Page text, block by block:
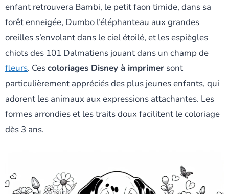
enfant retrouvera Bambi, le petit faon timide, dans sa
forêt enneigée, Dumbo l’éléphanteau aux grandes
oreilles s’envolant dans le ciel étoilé, et les espiègles
chiots des 101 Dalmatiens jouant dans un champ de
fleurs. Cescoloriages Disney à imprimer sont
particulièrement appréciés des plus jeunes enfants, qui
adorent les animaux aux expressions attachantes. Les
formes arrondies et les traits doux facilitent le coloriage
dès 3 ans.